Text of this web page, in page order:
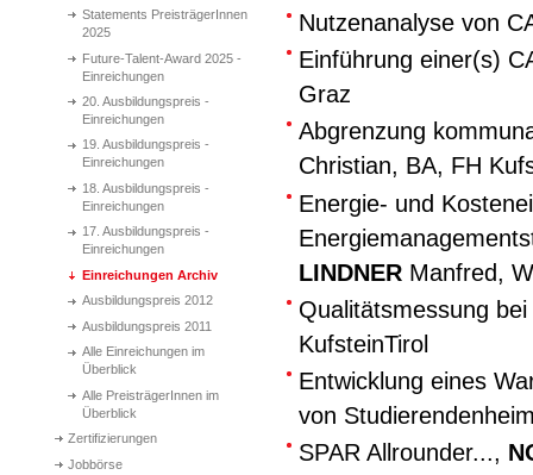
Statements PreisträgerInnen
2025
Future-Talent-Award 2025 -
Einreichungen
20. Ausbildungspreis -
Einreichungen
19. Ausbildungspreis -
Einreichungen
18. Ausbildungspreis -
Einreichungen
17. Ausbildungspreis -
Einreichungen
Einreichungen Archiv
Ausbildungspreis 2012
Ausbildungspreis 2011
Alle Einreichungen im
Überblick
Alle PreisträgerInnen im
Überblick
Zertifizierungen
Jobbörse
Nutzenanalyse von
Einführung einer(s)
Graz
Abgrenzung
Christian, BA, FH
Energie- und
LINDNER Manfred,
Qualitätsmessung
KufsteinTirol
Entwicklung eines
von
SPAR Allrounder...,